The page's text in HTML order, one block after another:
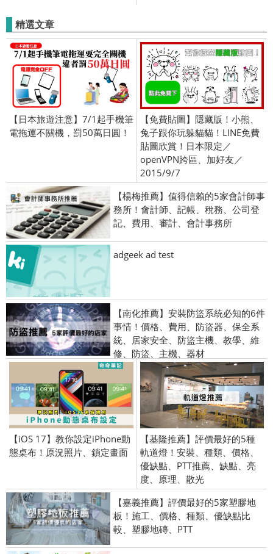
精選文章
【日本旅遊注意】7/1起手機筆
電拖運不關機，罰50萬日圓！
【免費貼圖】隱藏版！小熊、
兔子跟你玩躲貓貓！LINE免費
貼圖欣賞！日本限定／
openVPN跨區、加好友／
2015/9/7
【楊梅推薦】值得信賴的5家會計師事
務所！會計師、記帳、稅務、公司登
記、費用、審計、會計事務所
adgeek ad test
【南化推薦】安裝防盜系統必知的6件
事情！價格、費用、防盜器、保全系
統、居家安全、防盜主機、教學、維
修、防盜、主機、器材
【iOS 17】教你設定iPhone動
態桌布！原況照片、鎖定畫面
【基隆推薦】評價最好的5種
軌道燈！安裝、種類、價格、
優缺點、PTT推薦、缺點、亮
度、原理、散光
【嘉義推薦】評價最好的5家塑膠地
板！施工、價格、種類、優缺點比
較、塑膠地磚、PTT